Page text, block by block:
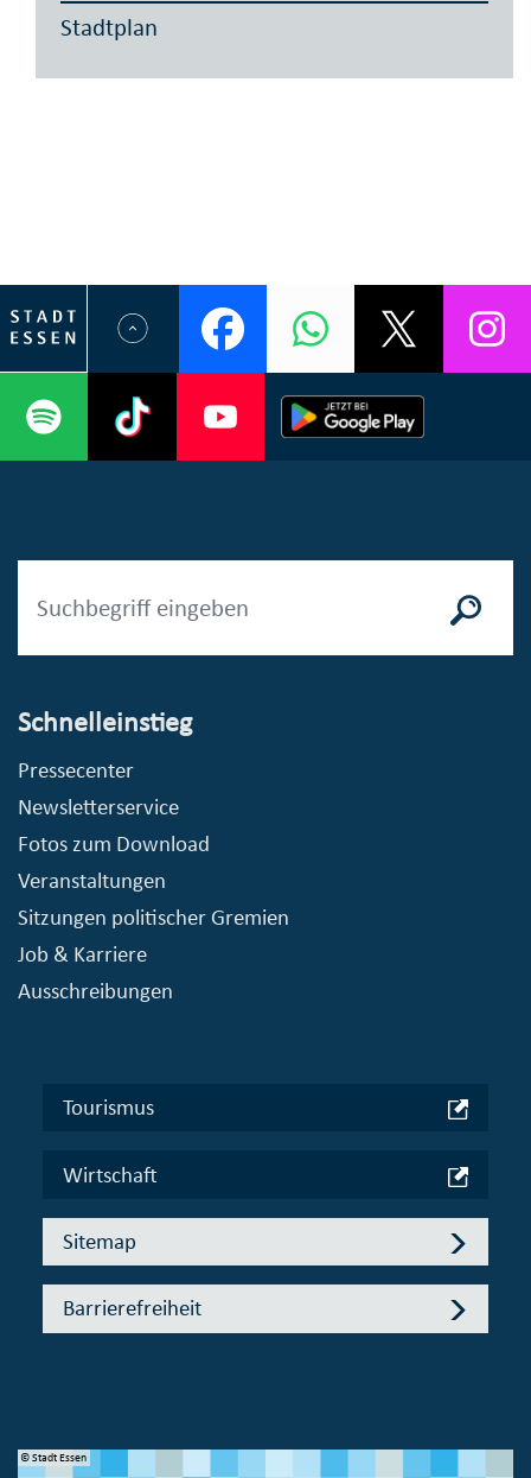
Stadtplan
Schnelleinstieg
Pressecenter
Newsletterservice
Fotos zum Download
Veranstaltungen
Sitzungen politischer Gremien
Job & Karriere
Ausschreibungen
Tourismus
Wirtschaft
Sitemap
Barrierefreiheit
© Stadt Essen